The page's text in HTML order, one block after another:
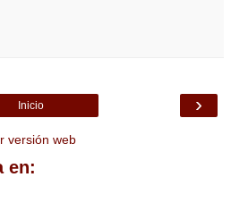
›
Inicio
versión web
en: